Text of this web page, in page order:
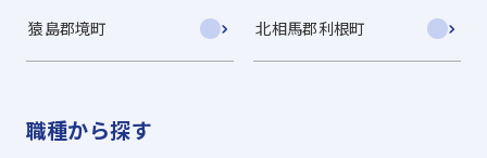
猿島郡境町 北相馬郡利根町
職種から探す